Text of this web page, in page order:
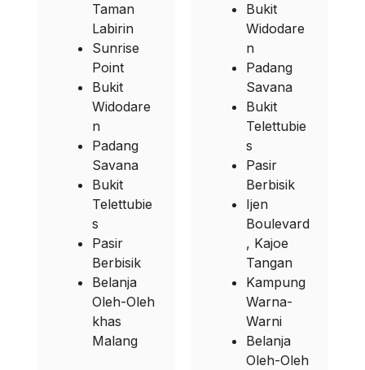
Taman
Labirin
Sunrise
Point
Bukit
Widodare
n
Padang
Savana
Bukit
Telettubie
s
Pasir
Berbisik
Belanja
Oleh-Oleh
khas
Malang
Bukit
Widodare
n
Padang
Savana
Bukit
Telettubie
s
Pasir
Berbisik
Ijen
Boulevard
, Kajoe
Tangan
Kampung
Warna-
Warni
Belanja
Oleh-Oleh